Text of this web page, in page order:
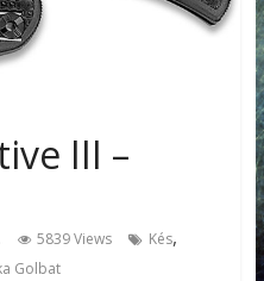
III –
5839 Views Kés,
Golbat